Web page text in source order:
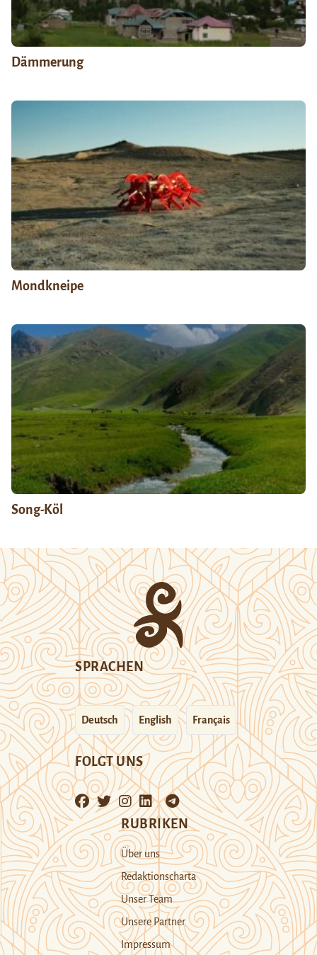
Dämmerung
Mondkneipe
Song-Köl
SPRACHEN
Deutsch English Français
FOLGT UNS
RUBRIKEN
Über uns
Redaktionscharta
Unser Team
Unsere Partner
Impressum